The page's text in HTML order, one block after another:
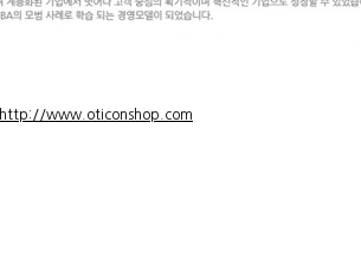
http://www.oticonshop.com